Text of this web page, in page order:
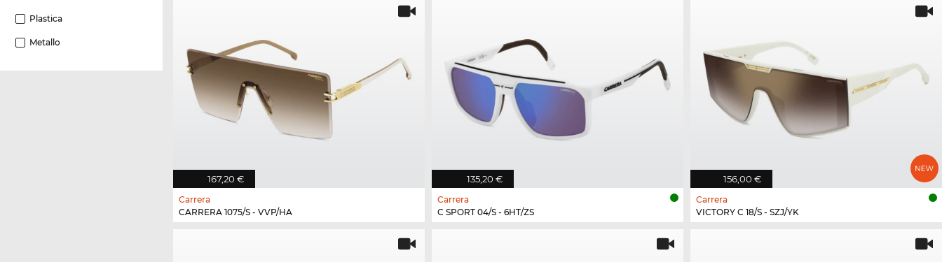
Plastica
Metallo
167,20 €
Carrera
CARRERA 1075/S - VVP/HA
135,20 €
Carrera
C SPORT 04/S - 6HT/ZS
156,00 €
Carrera
VICTORY C 18/S - SZJ/YK